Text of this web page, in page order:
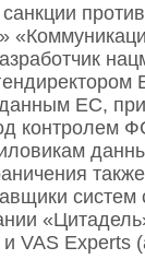
ЕС,
контролем
систем
VAS Experts